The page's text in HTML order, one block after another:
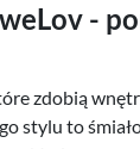
-
zdobią
stylu to